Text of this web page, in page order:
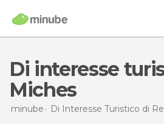
Di interesse turistico a
Miches
minube Di Interesse Turistico di